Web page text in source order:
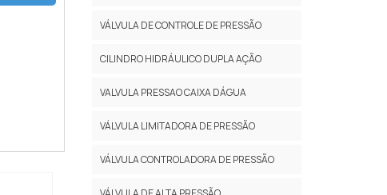
VÁLVULA DE CONTROLE DE PRESSÃO
CILINDRO HIDRÁULICO DUPLA AÇÃO
VALVULA PRESSAO CAIXA DÁGUA
VÁLVULA LIMITADORA DE PRESSÃO
VÁLVULA CONTROLADORA DE PRESSÃO